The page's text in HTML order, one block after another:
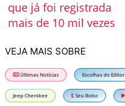
que já foi registrada
mais de 10 mil vezes
VEJA MAIS SOBRE
Últimas Notícias Escolhas do Editor
Jeep Cherokee Seu Bolso